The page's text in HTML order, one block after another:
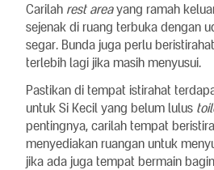
Carilah rest areayang ramah
sejenak di ruang terbuka dengan
segar. Bunda juga perlu
terlebih lagi jika masih menyusui.
Pastikan di tempat istirahat
untuk Si Kecil yang belum lulus
pentingnya, carilah tempat
menyediakan ruangan untuk
jika ada juga tempat bermain